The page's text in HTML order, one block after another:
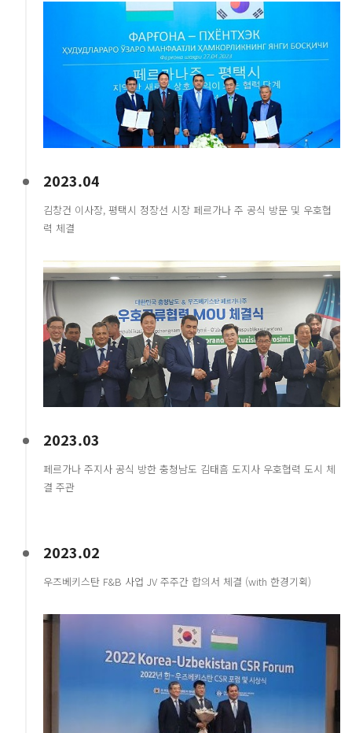
2023.04
김창건 이사장, 평택시 정장선 시장 페르가나 주 공식 방문 및 우호협
력 체결
2023.03
페르가나 주지사 공식 방한 충청남도 김태흠 도지사 우호협력 도시 체
결 주관
2023.02
우즈베키스탄 F&B 사업 JV 주주간 합의서 체결 (with 한경기획)